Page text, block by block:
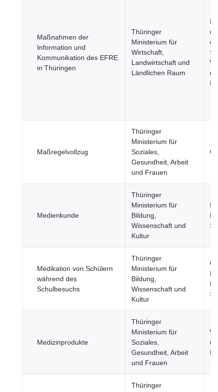
Maßnahmen der
Information und
Kommunikation des EFRE
in Thüringen
Thüringer
Ministerium für
Wirtschaft,
Landwirtschaft und
Ländlichen Raum
Maßregelvollzug
Thüringer
Ministerium für
Soziales,
Gesundheit, Arbeit
und Frauen
Medienkunde
Thüringer
Ministerium für
Bildung,
Wissenschaft und
Kultur
Medikation von Schülern
während des
Schulbesuchs
Thüringer
Ministerium für
Bildung,
Wissenschaft und
Kultur
Medizinprodukte
Thüringer
Ministerium für
Soziales,
Gesundheit, Arbeit
und Frauen
Thüringer